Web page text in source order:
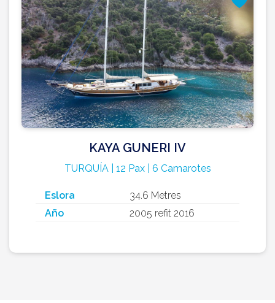
KAYA GUNERI IV
TURQUÍA | 12 Pax | 6 Camarotes
Eslora
34.6 Metres
Año
2005 refit 2016